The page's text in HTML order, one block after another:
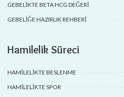
GEBELIKTE BETA HCG DEĞERI
GEBELIĞE HAZIRLIK REHBERI
Hamilelik Süreci
HAMILELIKTE BESLENME
HAMILELIKTE SPOR